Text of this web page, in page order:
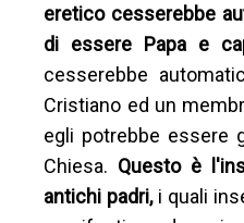
eretico cesserebbe
di essere Papa e
cesserebbe
Cristiano ed un
egli potrebbe essere
Chiesa. Questo è
antichi padri, i quali